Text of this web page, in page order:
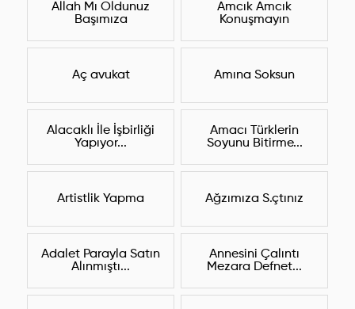
Allah Mı Oldunuz
Başımıza
Amcık Amcık
Konuşmayın
Aç avukat Amına Soksun
Alacaklı İle İşbirliği
Yapıyor...
Amacı Türklerin
Soyunu Bitirme...
Artistlik Yapma Ağzımıza S.çtınız
Adalet Parayla Satın
Alınmıştı...
Annesini Çalıntı
Mezara Defnet...